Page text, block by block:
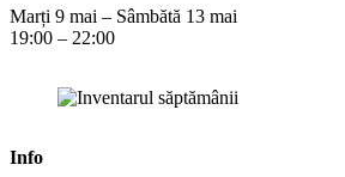
Marți 9 mai – Sâmbătă 13 mai
19:00 – 22:00
Info